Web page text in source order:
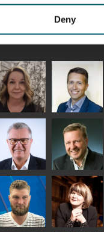
Deny
Mari
Lehtinen
COMMUNICATIONS
- GLASTON
Miika
Äppelqvist
GLASS USE AND
ARCHITECTURE
- GLASTON
Uwe Risle
INSULATING
GLASS
TECHNOLOGY
- GLASTON
Mauri
Saksala